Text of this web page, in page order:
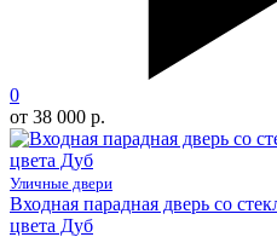
0
от 38 000 р.
Уличные двери
Входная парадная дверь со
цвета Дуб